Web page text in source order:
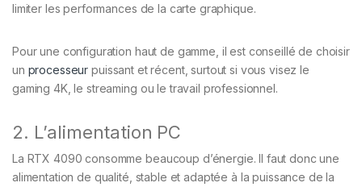
limiter les performances de la carte graphique.
Pour une configuration haut de gamme, il est conseillé de choisir
un processeur puissant et récent, surtout si vous visez le
gaming 4K, le streaming ou le travail professionnel.
2. L’alimentation PC
La RTX 4090 consomme beaucoup d’énergie. Il faut donc une
alimentation de qualité, stable et adaptée à la puissance de la